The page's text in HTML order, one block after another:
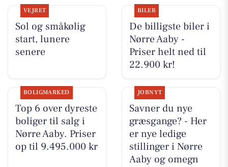
VEJRET
Sol og småkølig
start, lunere
senere
BILER
De billigste biler i
Nørre Aaby -
Priser helt ned til
22.900 kr!
BOLIGMARKED
Top 6 over dyreste
boliger til salg i
Nørre Aaby. Priser
op til 9.495.000 kr
JOBNYT
Savner du nye
græsgange? - Her
er nye ledige
stillinger i Nørre
Aaby og omegn